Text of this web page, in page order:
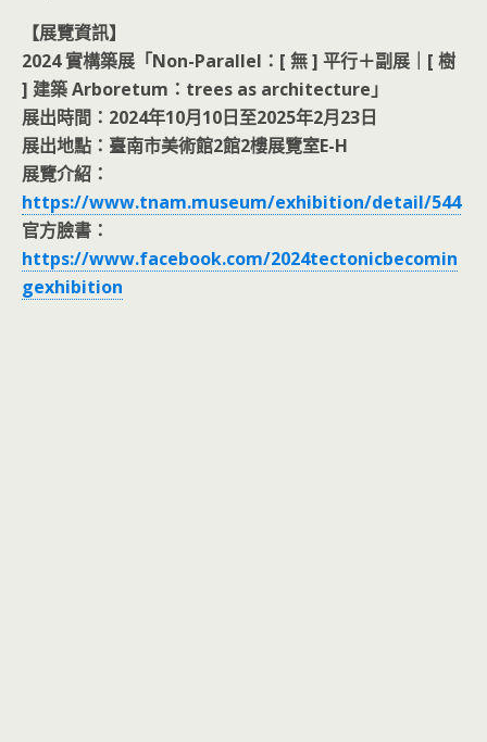
【展覽資訊】
2024 實構築展「Non-Parallel：[ 無 ] 平行＋副展｜[ 樹
] 建築 Arboretum：trees as architecture」
展出時間：2024年10月10日至2025年2月23日
展出地點：臺南市美術館2館2樓展覽室E-H
展覽介紹：
https://www.tnam.museum/exhibition/detail/544
官方臉書：
https://www.facebook.com/2024tectonicbecomin
gexhibition